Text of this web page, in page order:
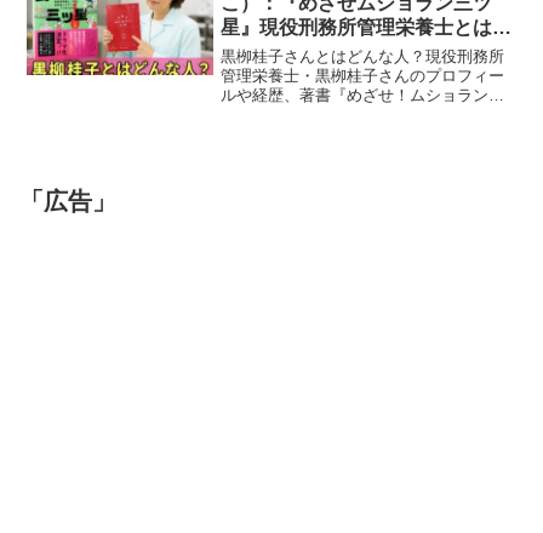
星』現役刑務所管理栄養士とは？
人物紹介！
黒栁桂子さんとはどんな人？現役刑務所
管理栄養士・黒栁桂子さんのプロフィー
ルや経歴、著書『めざせ！ムショラン三
「広告」